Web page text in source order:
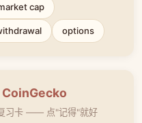
cap
options
CoinGecko
习卡 —— 点"记得"就好